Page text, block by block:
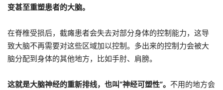
变甚至重塑患者的大脑。
在脊椎受损后，截瘫患者会失去对部分身体的控制能力，这导
致大脑不再需要对这些区域加以控制。多出来的控制力会被大
脑分配到身体的其他地方，比如手肘、肩膀。
这就是大脑神经的重新排线，也叫“神经可塑性”。 不用的地方会